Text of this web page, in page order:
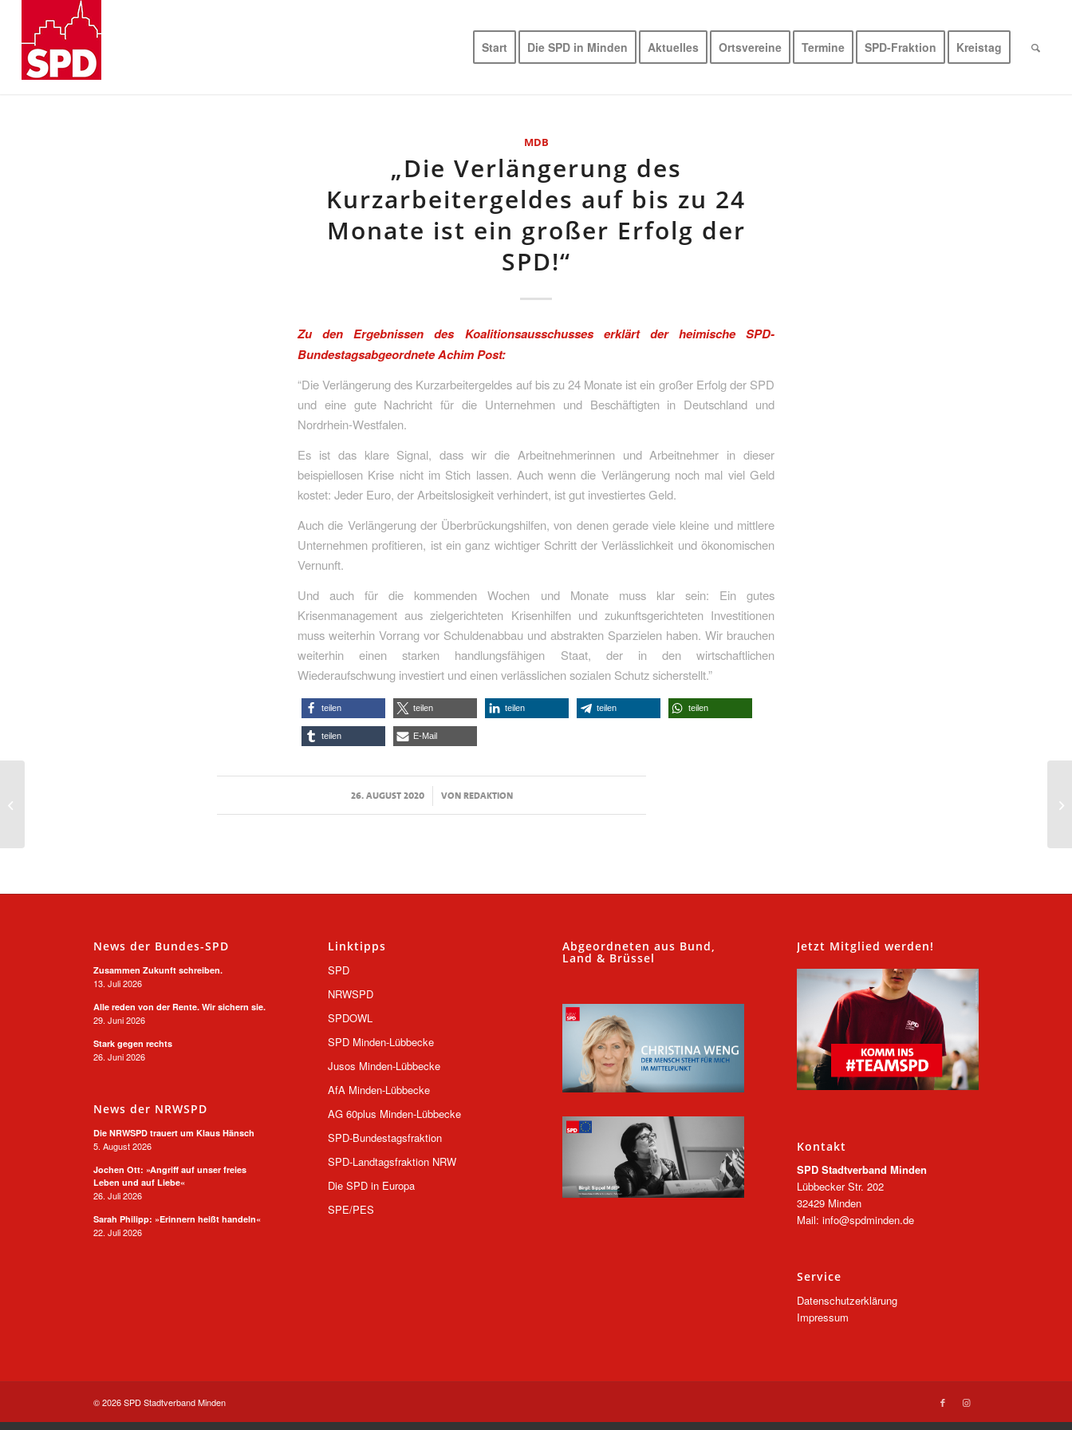
Start Die SPD in Minden Aktuelles Ortsvereine Termine SPD-Fraktion Kreistag
MDB
„Die Verlängerung des
Kurzarbeitergeldes auf bis zu 24
Monate ist ein großer Erfolg der
SPD!“
Zu den Ergebnissen des Koalitionsausschusses erklärt der heimische SPD-
Bundestagsabgeordnete Achim Post:
“Die Verlängerung des Kurzarbeitergeldes auf bis zu 24 Monate ist ein großer Erfolg der SPD
und eine gute Nachricht für die Unternehmen und Beschäftigten in Deutschland und
Nordrhein-Westfalen.
Es ist das klare Signal, dass wir die Arbeitnehmerinnen und Arbeitnehmer in dieser
beispiellosen Krise nicht im Stich lassen. Auch wenn die Verlängerung noch mal viel Geld
kostet: Jeder Euro, der Arbeitslosigkeit verhindert, ist gut investiertes Geld.
Auch die Verlängerung der Überbrückungshilfen, von denen gerade viele kleine und mittlere
Unternehmen profitieren, ist ein ganz wichtiger Schritt der Verlässlichkeit und ökonomischen
Vernunft.
Und auch für die kommenden Wochen und Monate muss klar sein: Ein gutes
Krisenmanagement aus zielgerichteten Krisenhilfen und zukunftsgerichteten Investitionen
muss weiterhin Vorrang vor Schuldenabbau und abstrakten Sparzielen haben. Wir brauchen
weiterhin einen starken handlungsfähigen Staat, der in den wirtschaftlichen
Wiederaufschwung investiert und einen verlässlichen sozialen Schutz sicherstellt.”
teilen teilen teilen teilen teilen
teilen E-Mail
26. AUGUST 2020
/ VONREDAKTION
News der Bundes-SPD
Zusammen Zukunft schreiben.
13. Juli 2026
Alle reden von der Rente. Wir sichern sie.
29. Juni 2026
Stark gegen rechts
26. Juni 2026
News der NRWSPD
Die NRWSPD trauert um Klaus Hänsch
5. August 2026
Jochen Ott: »Angriff auf unser freies
Leben und auf Liebe«
26. Juli 2026
Sarah Philipp: »Erinnern heißt handeln«
22. Juli 2026
Linktipps
SPD
NRWSPD
SPDOWL
SPD Minden-Lübbecke
Jusos Minden-Lübbecke
AfA Minden-Lübbecke
AG 60plus Minden-Lübbecke
SPD-Bundestagsfraktion
SPD-Landtagsfraktion NRW
Die SPD in Europa
SPE/PES
Abgeordneten aus Bund,
Land & Brüssel
Jetzt Mitglied werden!
Kontakt
SPD Stadtverband Minden
Lübbecker Str. 202
32429 Minden
Mail: info@spdminden.de
Service
Datenschutzerklärung
Impressum
© 2026 SPD Stadtverband Minden